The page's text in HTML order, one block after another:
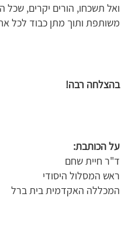
ואל תשכחו, הורים יקרים, שכל
משותפת ותוך מתן כבוד לכל
בהצלחה רבה!
על הכותבת:
ד"ר חיית שחם
ראש המסלול היסודי
המכללה האקדמית בית ברל